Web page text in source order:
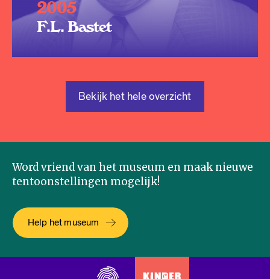
2005
F.L. Bastet
Bekijk het hele overzicht
Word vriend van het museum en maak nieuwe
tentoonstellingen mogelijk!
Help het museum